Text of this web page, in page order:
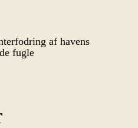
af havens
fugle